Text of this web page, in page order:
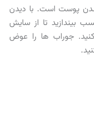
شدن پوست است. با دیدن
بیندازید تا از سایش
جوراب ها را عوض